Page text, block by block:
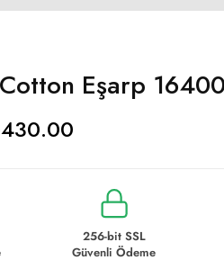
Eşarp
430.00
256-bit SSL
Güvenli Ödeme